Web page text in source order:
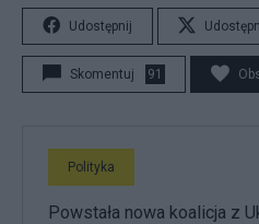
Udostępnij
Skomentuj 91
Polityka
Powstała nowa koalicja z